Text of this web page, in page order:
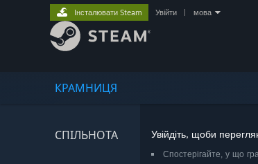
КРАМНИЦЯ
СПІЛЬНОТА
Інсталювати Steam Увійти мова
Увійдіть, щоби
Спостерігайте, у що